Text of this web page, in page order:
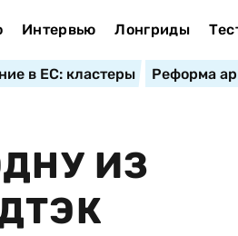
Интервью Лонгриды
в ЕС: кластеры Реформа
ИЗ